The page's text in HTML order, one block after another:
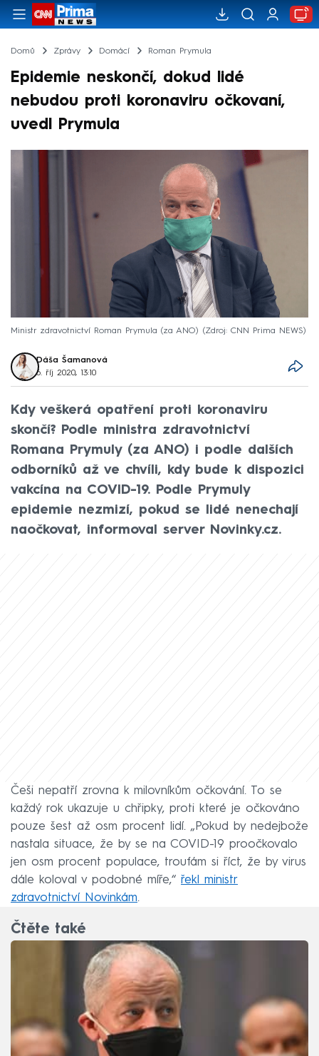
Domů Zprávy Domácí Roman Prymula
Epidemie neskončí, dokud lidé
nebudou proti koronaviru očkovaní,
uvedl Prymula
Ministr zdravotnictví Roman Prymula (za ANO) Zdroj: CNN Prima NEWS
Dáša Šamanová
6. říj 2020, 13:10
Kdy veškerá opatření proti koronaviru
skončí? Podle ministra zdravotnictví
Romana Prymuly (za ANO) i podle dalších
odborníků až ve chvíli, kdy bude k dispozici
vakcína na COVID-19. Podle Prymuly
epidemie nezmizí, pokud se lidé nenechají
naočkovat, informoval server Novinky.cz.
Češi nepatří zrovna k milovníkům očkování. To se
každý rok ukazuje u chřipky, proti které je očkováno
pouze šest až osm procent lidí. „Pokud by nedejbože
nastala situace, že by se na COVID-19 proočkovalo
jen osm procent populace, troufám si říct, že by virus
dále koloval v podobné míře,“ řekl ministr
zdravotnictví Novinkám.
Čtěte také